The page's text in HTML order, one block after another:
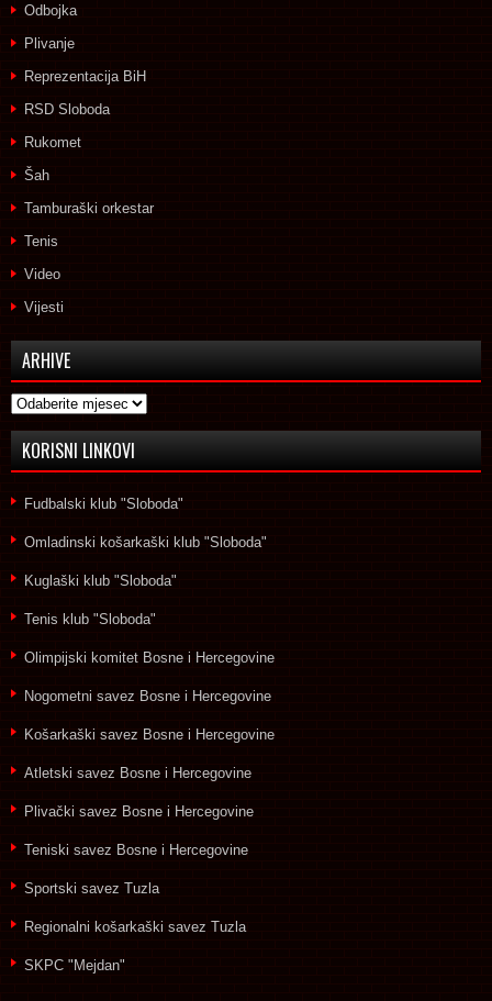
Odbojka
Plivanje
Reprezentacija BiH
RSD Sloboda
Rukomet
Šah
Tamburaški orkestar
Tenis
Video
Vijesti
ARHIVE
Arhive
KORISNI LINKOVI
Fudbalski klub "Sloboda"
Omladinski košarkaški klub "Sloboda"
Kuglaški klub "Sloboda"
Tenis klub "Sloboda"
Olimpijski komitet Bosne i Hercegovine
Nogometni savez Bosne i Hercegovine
Košarkaški savez Bosne i Hercegovine
Atletski savez Bosne i Hercegovine
Plivački savez Bosne i Hercegovine
Teniski savez Bosne i Hercegovine
Sportski savez Tuzla
Regionalni košarkaški savez Tuzla
SKPC "Mejdan"